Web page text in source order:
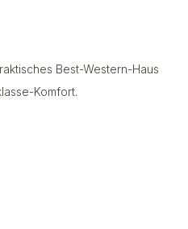
Best-Western-Haus
Komfort.